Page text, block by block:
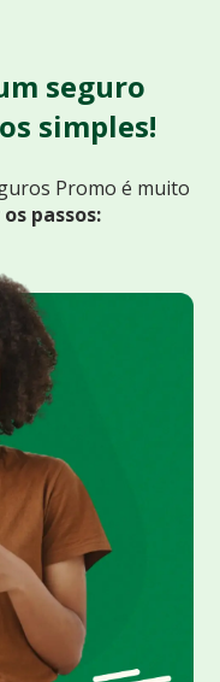
seguro
simples!
Promo é muito
passos: